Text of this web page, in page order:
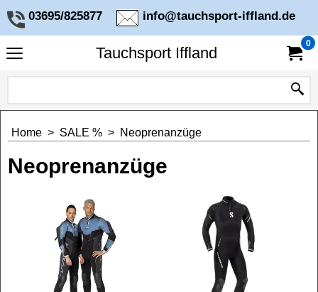
03695/825877 info@tauchsport-iffland.de
Tauchsport Iffland
0
Home > SALE % > Neoprenanzüge
Neoprenanzüge